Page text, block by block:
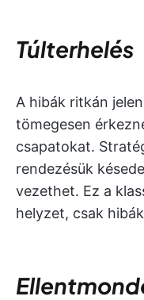
Túlterhelés
A hibák ritkán
tömegesen
csapatokat.
rendezésük
vezethet. Ez a
helyzet, csak